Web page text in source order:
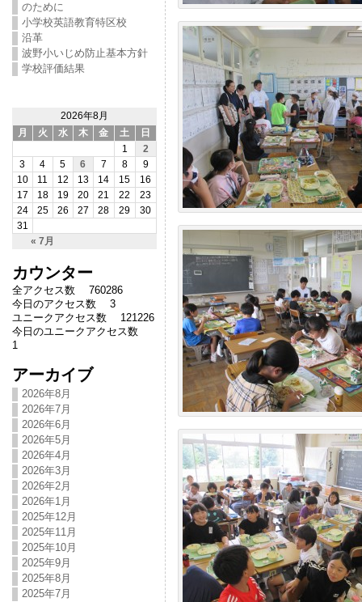
のために
小学校英語教育特区校
沿革
波野小いじめ防止基本方針
学校評価結果
2026年8月
月
火 水 木 金 土 日
« 7月
1
2
3
4 5 6 7 8
9
10
11 12 13 14 15
16
17
18 19 20 21 22
23
24
25 26 27 28 29
30
31
カウンター
全アクセス数 760286
今日のアクセス数 3
ユニークアクセス数 121226
今日のユニークアクセス数
1
アーカイブ
2026年8月
2026年7月
2026年6月
2026年5月
2026年4月
2026年3月
2026年2月
2026年1月
2025年12月
2025年11月
2025年10月
2025年9月
2025年8月
2025年7月